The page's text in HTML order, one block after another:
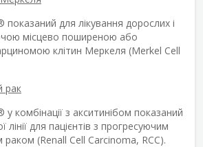
показаний для лікування дорослих і
місцево поширеною або
клітин Меркеля (Merkel Cell
рак
у комбінації з акситинібом показаний
для пацієнтів з прогресуючим
раком (Renall Cell Carcinoma, RCC).